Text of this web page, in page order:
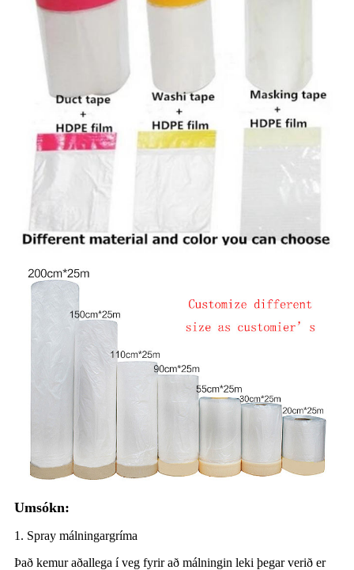
Umsókn:
1. Spray málningargríma
Það kemur aðallega í veg fyrir að málningin leki þegar verið er